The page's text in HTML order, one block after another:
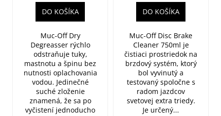
DO KOŠÍKA
Muc-Off Dry
Degreasser rýchlo
odstraňuje tuky,
mastnotu a špinu bez
nutnosti oplachovania
vodou. Jedinečné
suché zloženie
znamená, že sa po
vyčistení jednoducho
DO KOŠÍKA
Muc-Off Disc Brake
Cleaner 750ml je
čistiaci prostriedok na
brzdový systém, ktorý
bol vyvinutý a
testovaný spoločne s
radom jazdcov
svetovej extra triedy.
Je určený...